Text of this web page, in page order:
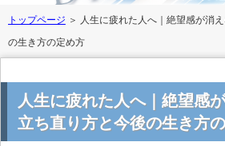
トップページ ＞ 人生に疲れた人へ｜絶望感が消
の生き方の定め方
人生に疲れた人へ｜絶望感
立ち直り方と今後の生き方